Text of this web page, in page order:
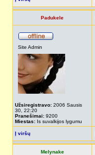
Padukele
Site Admin
Užsiregistravo: 2006 Sausis
30, 22:20
Pranešimai: 9200
Miestas: Is suvalkijos lygumu
Į viršų
Melynake